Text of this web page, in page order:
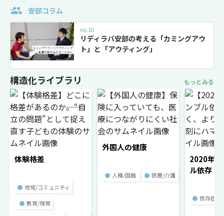
安部コラム
no.10
リディラバ安部の考える「カミングアウ
ト」と「アウティング」
構造化ライブラリ もっとみる
体験格差
● 地域/コミュニティ
● 教育/保育
外国人の健康
● 人種/国籍 ● 医療/介護
2020年
ル依存
● 依存症